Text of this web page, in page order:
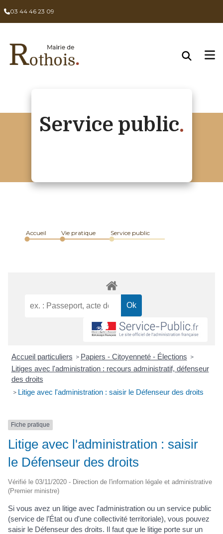
03 44 46 23 09
Service public
Accueil Vie pratique Service public
Accueil particuliers > Papiers - Citoyenneté - Élections >
Litiges avec l'administration : recours administratif, défenseur
des droits
> Litige avec l'administration : saisir le Défenseur des droits
Fiche pratique
Litige avec l'administration : saisir
le Défenseur des droits
Vérifié le 03/11/2020 - Direction de l'information légale et administrative
(Premier ministre)
Si vous avez un litige avec l'administration ou un service public
(service de l’État ou d'une collectivité territoriale), vous pouvez
saisir le Défenseur des droits. Il faut que le litige porte sur un